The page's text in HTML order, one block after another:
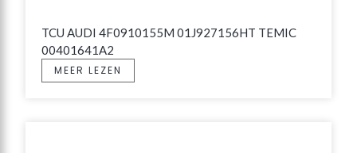
TCU AUDI 4F0910155M 01J927156HT TEMIC
00401641A2
MEER LEZEN